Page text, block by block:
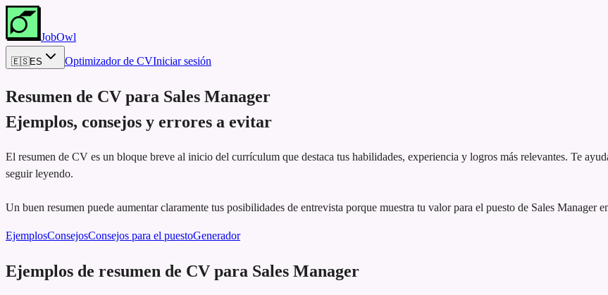
JobOwl
🇪🇸ES Optimizador de CVIniciar sesión
Resumen de CV para Sales Manager
Ejemplos, consejos y errores a evitar
El resumen de CV es un bloque breve al inicio del currículum que destaca tus habilidades, experiencia y logros más relevantes. Te
seguir leyendo.
Un buen resumen puede aumentar claramente tus posibilidades de entrevista porque muestra tu valor para el puesto de Sales Manager
EjemplosConsejosConsejos para el puestoGenerador
Ejemplos de resumen de CV para Sales Manager